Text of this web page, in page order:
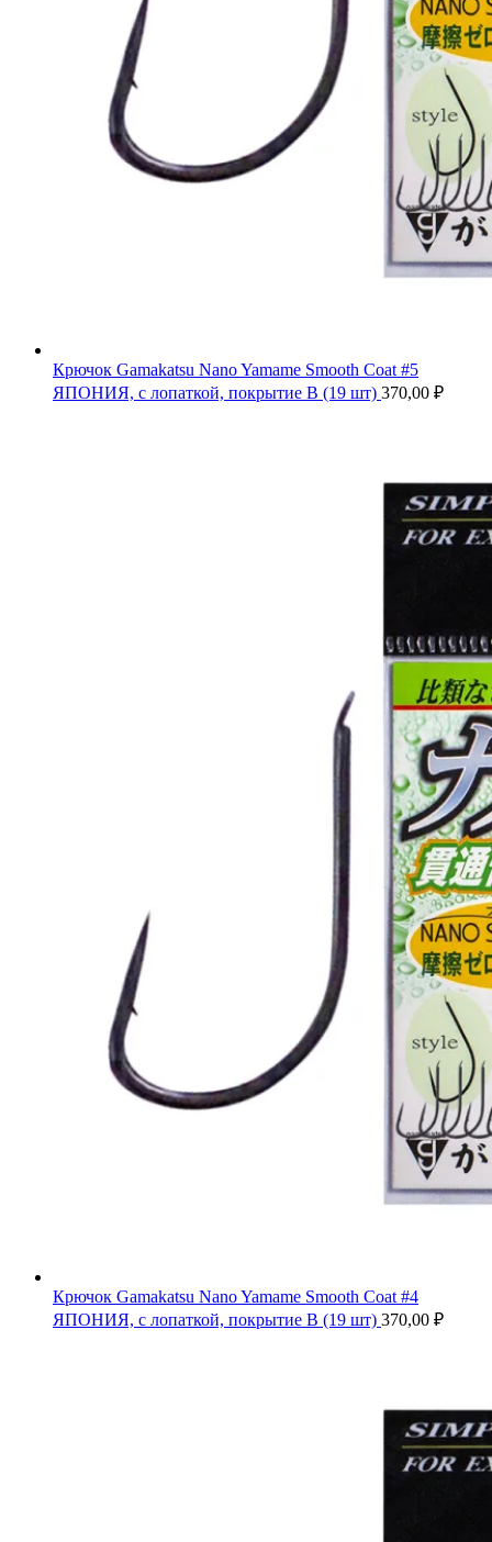
Крючок Gamakatsu Nano Yamame Smooth Coat #5
ЯПОНИЯ, с лопаткой, покрытие B (19 шт) 370,00 ₽
Крючок Gamakatsu Nano Yamame Smooth Coat #4
ЯПОНИЯ, с лопаткой, покрытие B (19 шт) 370,00 ₽